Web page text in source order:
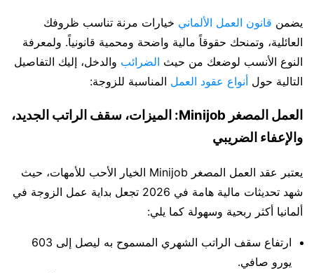
يضمن قانون العمل الألماني خيارات مرنة تناسب ظروفك
العائلية، وتمنحك حقوقاً مالية واضحة ومحمية قانونياً. ولمعرفة
النوع الأنسب لوضعك من حيث الضرائب والدخل، إليك التفاصيل
التالية حول أنواع عقود العمل المناسبة للزوجة:
العمل المصغر Minijob: الميزات، سقف الراتب الجديد،
والإعفاء الضريبي
يعتبر عقد العمل المصغر Minijob الخيار الأحب للأمهات، حيث
شهد تحديثات مالية هامة في 2026 تجعل بداية عمل الزوجة في
ألمانيا أكثر ربحية وسهولة كما يلي:
ارتفاع سقف الراتب الشهري المسموح به ليصل إلى 603
يورو صافي.